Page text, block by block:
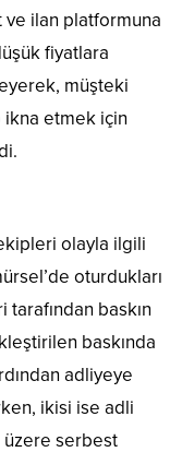
ve ilan platformuna
fiyatlara
müşteki
ikna etmek için
olayla ilgili
oturdukları
baskın
baskında
adliyeye
ikisi ise adli
üzere serbest